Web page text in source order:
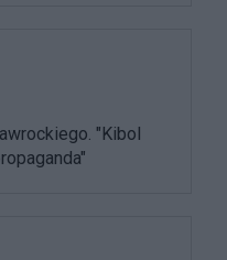
"Kibol